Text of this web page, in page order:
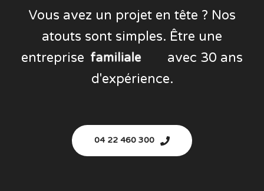
Vous avez un projet en tête ? Nos
atouts sont simples. Être une
entreprise
a e
dynamiq
avec 30 ans
d'expérience.
04 22 460 300